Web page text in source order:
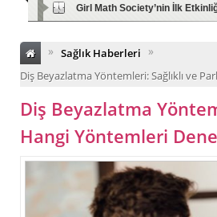
Girl Math Society’nin İlk
» Sağlık Haberleri »
Diş Beyazlatma Yöntemleri: Sağlıklı ve
Diş Beyazlatma
Hangi Yöntemleri